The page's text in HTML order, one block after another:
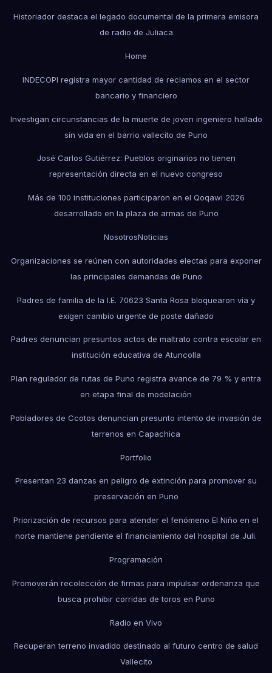
Historiador destaca el legado documental de la primera emisora
de radio de Juliaca
Home
INDECOPI registra mayor cantidad de reclamos en el sector
bancario y financiero
Investigan circunstancias de la muerte de joven ingeniero hallado
sin vida en el barrio vallecito de Puno
José Carlos Gutiérrez: Pueblos originarios no tienen
representación directa en el nuevo congreso
Más de 100 instituciones participaron en el Qoqawi 2026
desarrollado en la plaza de armas de Puno
NosotrosNoticias
Organizaciones se reúnen con autoridades electas para exponer
las principales demandas de Puno
Padres de familia de la I.E. 70623 Santa Rosa bloquearon vía y
exigen cambio urgente de poste dañado
Padres denuncian presuntos actos de maltrato contra escolar en
institución educativa de Atuncolla
Plan regulador de rutas de Puno registra avance de 79 % y entra
en etapa final de modelación
Pobladores de Ccotos denuncian presunto intento de invasión de
terrenos en Capachica
Portfolio
Presentan 23 danzas en peligro de extinción para promover su
preservación en Puno
Priorización de recursos para atender el fenómeno El Niño en el
norte mantiene pendiente el financiamiento del hospital de Juli.
Programación
Promoverán recolección de firmas para impulsar ordenanza que
busca prohibir corridas de toros en Puno
Radio en Vivo
Recuperan terreno invadido destinado al futuro centro de salud
Vallecito